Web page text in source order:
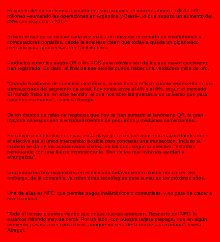
Respecto del dinero transaccionado por sus usuarios, el número abruma: u$s17.500
millones –sumando las operaciones en Argentina y Brasil–, lo que supuso un aumento del
48% con respecto a 2017.
Si bien el mundo se mueve cada vez más a un universo encerrado en smartphones y
computadoras portátiles, desde la empresa creen que todavía queda un gigantesco
mercado para aprovechar en el ámbito físico.
Productos como los pagos QR o los POS para móviles son de los que mayor crecimiento
han registrado. Es claro, al final de ese arcoiris puede haber una verdadera mina de oro.
“Cuando hablamos de comercio electrónico, si uno busca reflejar cuánto representa en las
transacciones del segmento de retail, hoy ronda entre el 4% y el 6%, según el mercado.
El mundo físico es, en este sentido, el que nos abre las puertas a un universo que para
nosotros es enorme”, confiesa Arregui.
De los cientos de miles de negocios que hoy se han sumado al fenómeno QR, la gran
mayoría corresponden a emprendimientos de pequeños y medianos comerciantes.
Es común encontrarlos en ferias, en la playa y en muchos otros escenarios donde antes
el efectivo era el único intercambio posible para concretar una transacción. Incluso su
impacto se da en los autoservicios chinos, en los que, según la directiva, “estamos
penetrando con una fuerza impresionante. Son de los que más nos ayudan a
evangelizar”.
Los productos hoy disponibles en el mercado todavía tienen mucho por crecer. Sin
embargo, de la compañía ya miran otras tecnologías para sumar en los próximos años.
Una de ellas es NFC, que permite pagos inalámbricos o contactless, y no para de crecer a
nivel mundial.
“Todo el tiempo estamos viendo que cosas nuevas aparecen. Respecto del NFC, lo
estamos mirando muy de cerca. Por un lado, con nuestra tarjeta prepaga, que en algún
momento pasará a ser contactless, aunque no será de la noche a la mañana”, revela
Arregui.